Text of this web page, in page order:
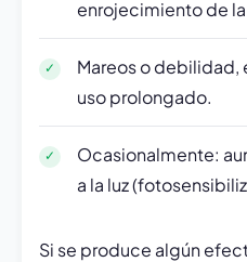
enrojecimiento de
Mareos o
uso prolongado.
Ocasionalmente:
a la luz
Si se produce algún